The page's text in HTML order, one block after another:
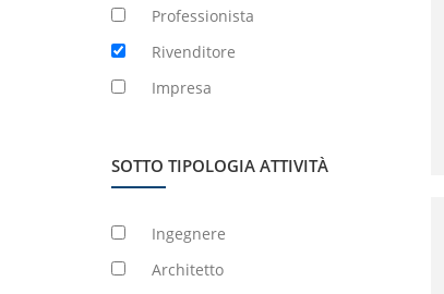
Professionista
Rivenditore
Impresa
SOTTO TIPOLOGIA ATTIVITÀ
Ingegnere
Architetto